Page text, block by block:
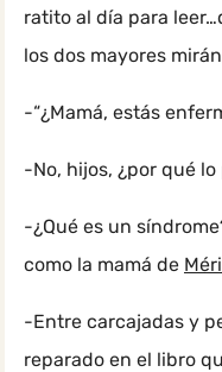
ratito al día para
los dos mayores
-“¿Mamá, estás
-No, hijos, ¿por qué
-¿Qué es un
como la mamá de
-Entre carcajadas y
reparado en el libro